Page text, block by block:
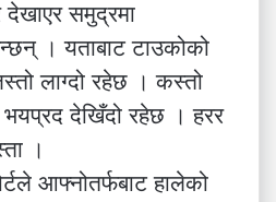
देखाएर समुद्रमा
। यताबाट टाउकोको
लाग्दो रहेछ । कस्तो
देखिँदो रहेछ । हरर
।
आफ्नोतर्फबाट हालेको